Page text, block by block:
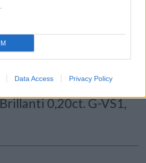
Data Access Privacy Policy
0,20ct. G-VS1,